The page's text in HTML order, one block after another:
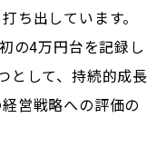
ち出しています。
の4万円台を記録し
として、持続的成長
営戦略への評価の